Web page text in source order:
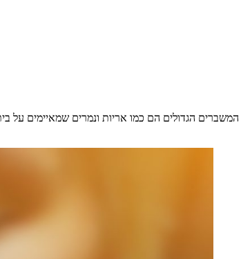
המשברים הגדולים הם כמו אריות ונמרים שמאיימים על